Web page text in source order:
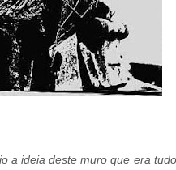
a ideia deste muro que era